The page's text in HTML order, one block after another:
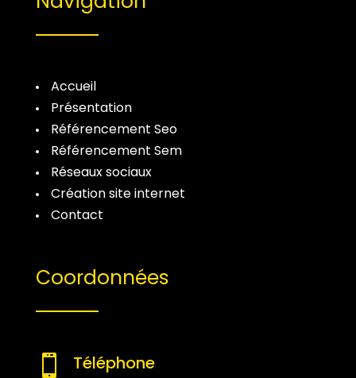
Accueil
Présentation
Référencement Seo
Référencement Sem
Réseaux sociaux
Création site internet
Contact
Coordonnées
 Téléphone